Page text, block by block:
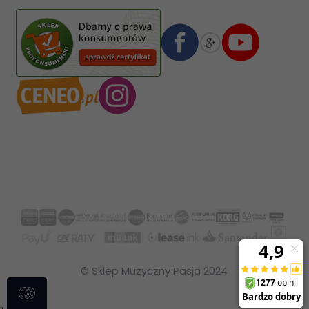
08 1140 2004 0000 3102 4903 0792
© Sklep Muzyczny Pasja 2024